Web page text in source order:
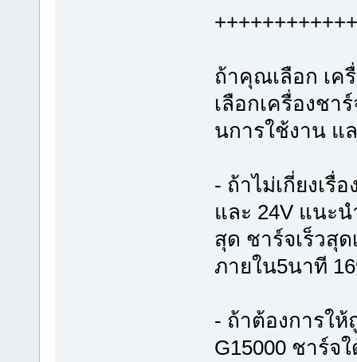
ถ้าคุณเลือก เค
เลือกเครื่องชา
นการใช้งาน แ
- ถ้าไม่เกี่ยงเรื่
และ 24V แนะ
สุด ชาร์จเร็วสุ
ภายใน5นาที
- ถ้าต้องการให้
G15000 ชาร์จ